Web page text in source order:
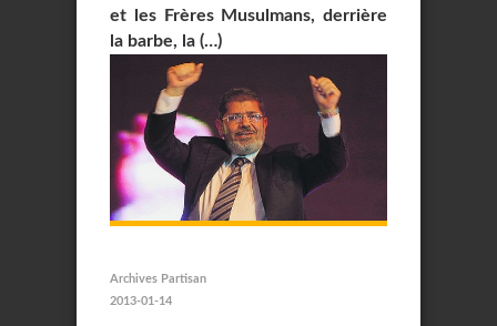
et les Frères Musulmans, derrière
la barbe, la (…)
Archives Partisan
2013-01-14